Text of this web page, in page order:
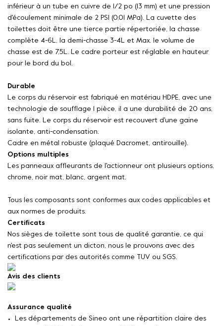
inférieur à un tube en cuivre de 1/2 po (13 mm) et une pression
d'écoulement minimale de 2 PSI (0,01 MPa). La cuvette des
toilettes doit être une tierce partie répertoriée, la chasse
complète 4-6L, la demi-chasse 3-4L et Max. le volume de
chasse est de 7,5L. Le cadre porteur est réglable en hauteur
pour le bord du bol.
Durable
Le corps du réservoir est fabriqué en matériau HDPE, avec une
technologie de soufflage 1 pièce, il a une durabilité de 20 ans,
sans fuite. Le corps du réservoir est recouvert d'une gaine
isolante, anti-condensation.
Cadre en métal robuste (plaqué Dacromet, antirouille).
Options multiples
Les panneaux affleurants de l'actionneur ont plusieurs options,
chrome, noir mat, blanc, argent mat.
Tous les composants sont conformes aux codes applicables et
aux normes de produits.
Certificats
Nos sièges de toilette sont tous de qualité garantie, ce qui
n'est pas seulement un dicton, nous le prouvons avec des
certifications par des autorités comme TUV ou SGS.
Avis des clients
Assurance qualité
Les départements de Sineo ont une répartition claire des